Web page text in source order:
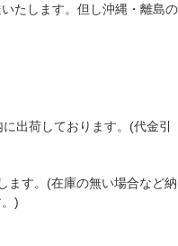
たします。但し沖縄・離島の
出荷しております。(代金引
ます。(在庫の無い場合など納
)